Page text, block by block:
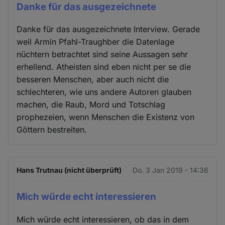
Danke für das ausgezeichnete
Danke für das ausgezeichnete Interview. Gerade
weil Armin Pfahl-Traughber die Datenlage
nüchtern betrachtet sind seine Aussagen sehr
erhellend. Atheisten sind eben nicht per se die
besseren Menschen, aber auch nicht die
schlechteren, wie uns andere Autoren glauben
machen, die Raub, Mord und Totschlag
prophezeien, wenn Menschen die Existenz von
Göttern bestreiten.
Hans Trutnau (nicht überprüft) Do. 3 Jan 2019 - 14:36
Mich würde echt interessieren
Mich würde echt interessieren, ob das in dem